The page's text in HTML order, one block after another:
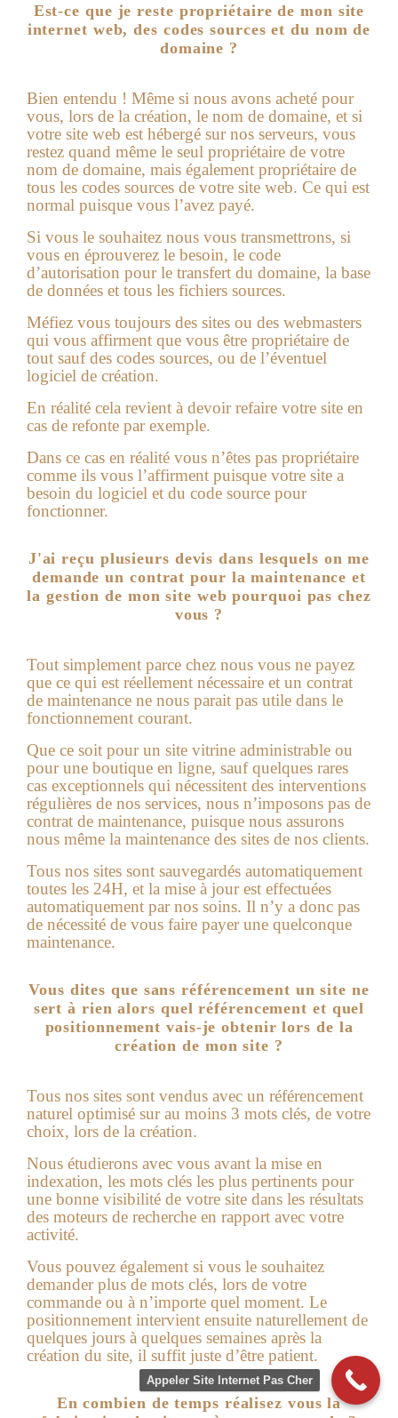
Est-ce que je reste propriétaire de mon site
internet web, des codes sources et du nom de
domaine ?
Bien entendu ! Même si nous avons acheté pour
vous, lors de la création, le nom de domaine, et si
votre site web est hébergé sur nos serveurs, vous
restez quand même le seul propriétaire de votre
nom de domaine, mais également propriétaire de
tous les codes sources de votre site web. Ce qui est
normal puisque vous l’avez payé.
Si vous le souhaitez nous vous transmettrons, si
vous en éprouverez le besoin, le code
d’autorisation pour le transfert du domaine, la base
de données et tous les fichiers sources.
Méfiez vous toujours des sites ou des webmasters
qui vous affirment que vous être propriétaire de
tout sauf des codes sources, ou de l’éventuel
logiciel de création.
En réalité cela revient à devoir refaire votre site en
cas de refonte par exemple.
Dans ce cas en réalité vous n’êtes pas propriétaire
comme ils vous l’affirment puisque votre site a
besoin du logiciel et du code source pour
fonctionner.
J'ai reçu plusieurs devis dans lesquels on me
demande un contrat pour la maintenance et
la gestion de mon site web pourquoi pas chez
vous ?
Tout simplement parce chez nous vous ne payez
que ce qui est réellement nécessaire et un contrat
de maintenance ne nous parait pas utile dans le
fonctionnement courant.
Que ce soit pour un site vitrine administrable ou
pour une boutique en ligne, sauf quelques rares
cas exceptionnels qui nécessitent des interventions
régulières de nos services, nous n’imposons pas de
contrat de maintenance, puisque nous assurons
nous même la maintenance des sites de nos clients.
Tous nos sites sont sauvegardés automatiquement
toutes les 24H, et la mise à jour est effectuées
automatiquement par nos soins. Il n’y a donc pas
de nécessité de vous faire payer une quelconque
maintenance.
Vous dites que sans référencement un site ne
sert à rien alors quel référencement et quel
positionnement vais-je obtenir lors de la
création de mon site ?
Tous nos sites sont vendus avec un référencement
naturel optimisé sur au moins 3 mots clés, de votre
choix, lors de la création.
Nous étudierons avec vous avant la mise en
indexation, les mots clés les plus pertinents pour
une bonne visibilité de votre site dans les résultats
des moteurs de recherche en rapport avec votre
activité.
Vous pouvez également si vous le souhaitez
demander plus de mots clés, lors de votre
commande ou à n’importe quel moment. Le
positionnement intervient ensuite naturellement de
quelques jours à quelques semaines après la
création du site, il suffit juste d’être patient.
En combien de temps réalisez vous la
Appeler Site Internet Pas Cher